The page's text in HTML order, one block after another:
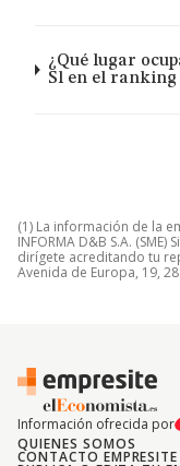
¿Qué lugar
Sl en el
(1) La información de la
INFORMA D&B S.A.
dirígete acreditando tu
Avenida de Europa, 19,
Información ofrecida por
QUIENES SOMOS
CONTACTO EMPRESITE